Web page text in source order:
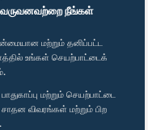
நீங்கள்
மற்றும் தனிப்பட்ட
உங்கள் செயற்பாட்டைக்
மற்றும் செயற்பாட்டை
சாதன விவரங்கள் மற்றும் பிற